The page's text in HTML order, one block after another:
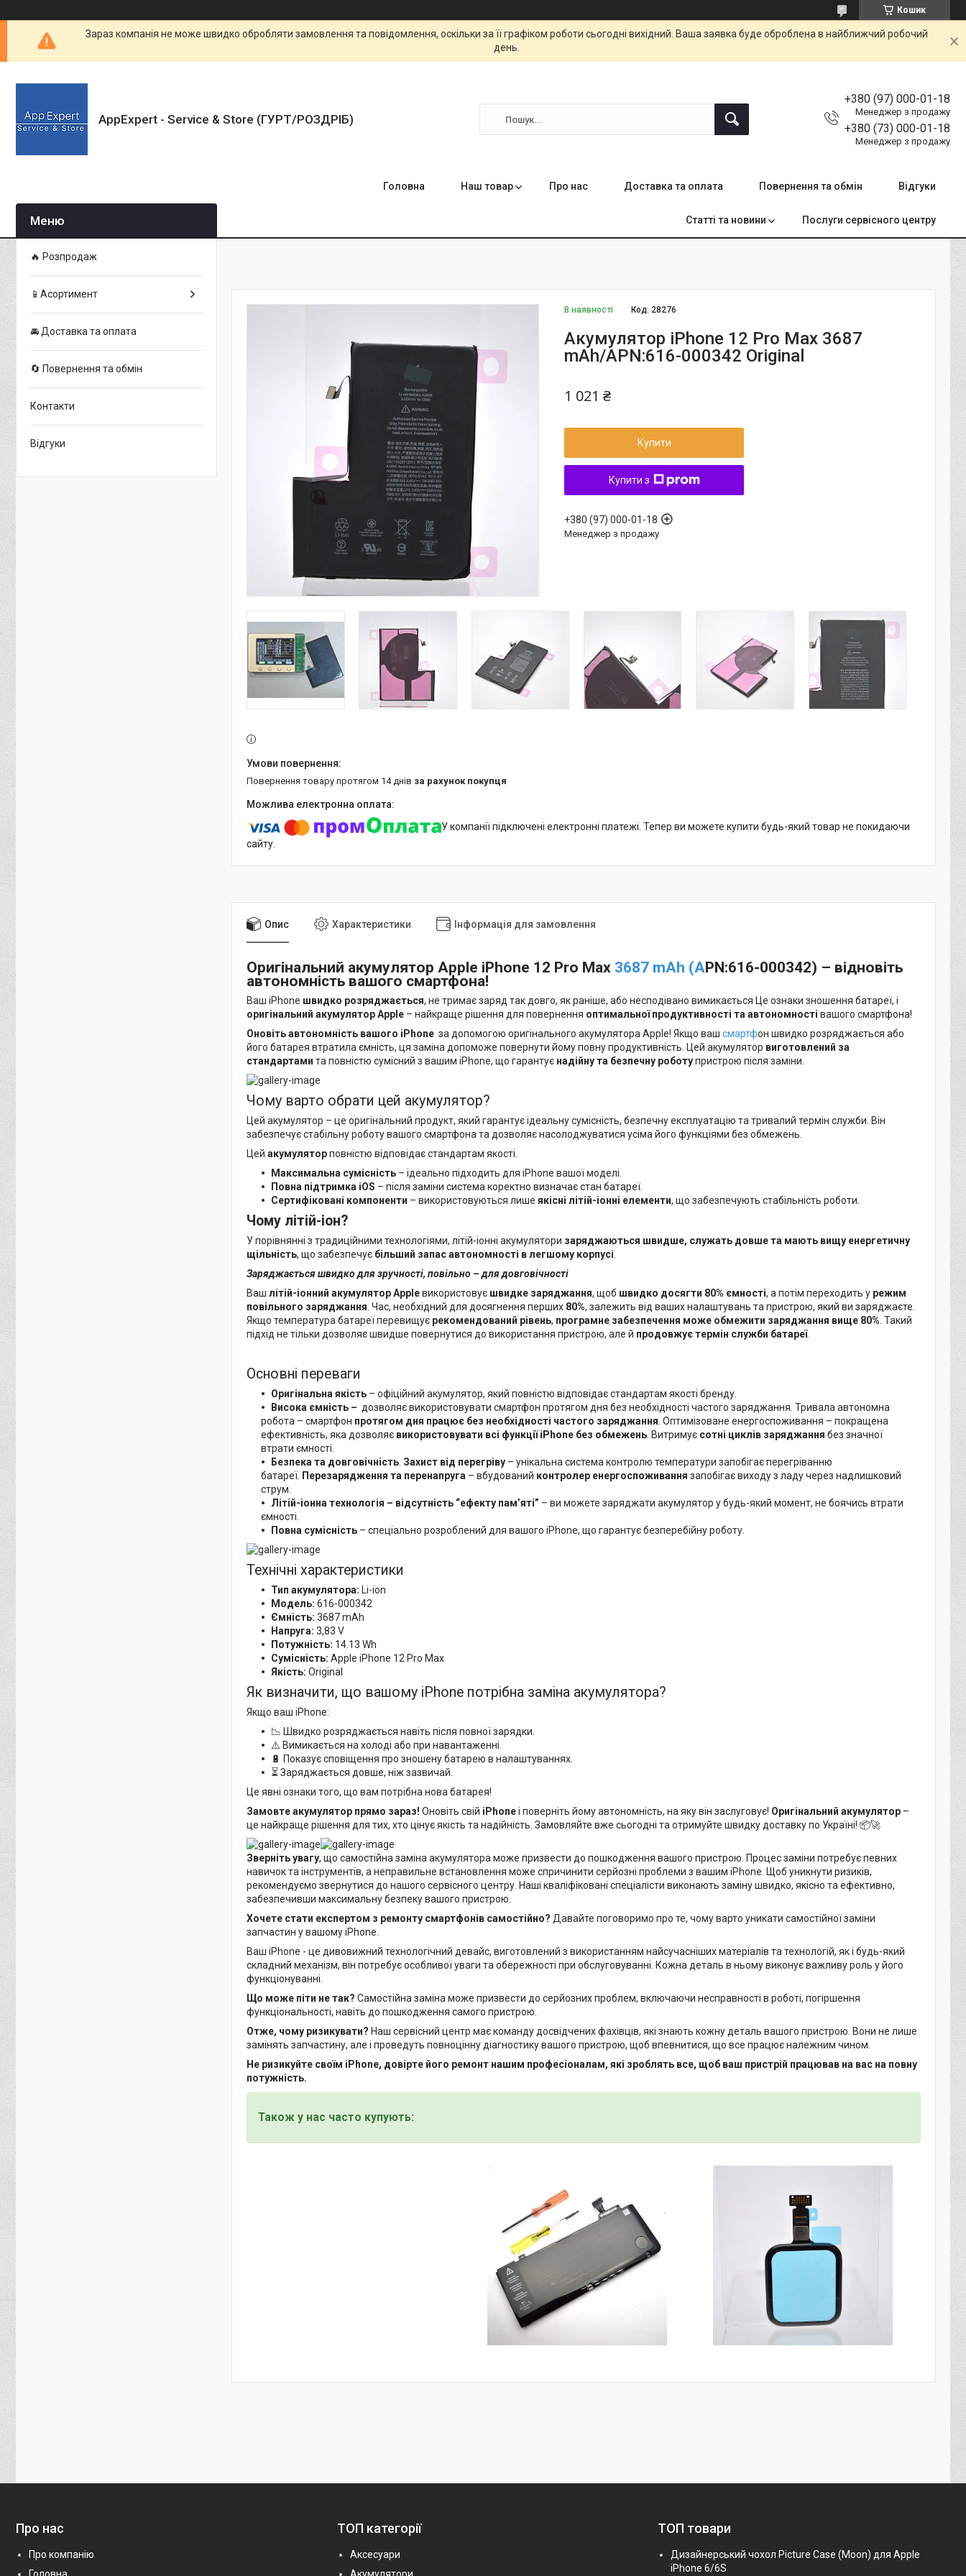
Кошик
Зараз компанія не може швидко обробляти замовлення та повідомлення, оскільки за її графіком роботи сьогодні вихідний. Ваша заявка буде оброблена в найближчий робочий
день.
AppExpert - Service & Store (ГУРТ/РОЗДРІБ)
+380 (97) 000-01-18
Менеджер з продажу
+380 (73) 000-01-18
Менеджер з продажу
Головна Наш товар Про нас Доставка та оплата Повернення та обмін Відгуки
Статті та новини Послуги сервісного центру
В наявності Код: 28276
Акумулятор iPhone 12 Pro Max 3687
mAh/APN:616-000342 Original
1 021 ₴
Купити
Купити з
+380 (97) 000-01-18
Менеджер з продажу
повернення товару протягом 14 днів за рахунок покупця
У компанії підключені електронні платежі. Тепер ви можете купити будь-який товар не покидаючи
сайту.
Опис Характеристики Інформація для замовлення
Оригінальний акумулятор Apple iPhone 12 Pro Max 3687 mAh (APN:616-000342) – відновіть
автономність вашого смартфона!
Ваш iPhone швидко розряджається, не тримає заряд так довго, як раніше, або несподівано вимикається Це ознаки зношення батареї, і
оригінальний акумулятор Apple – найкраще рішення для повернення оптимальної продуктивності та автономності вашого смартфона!
Оновіть автономність вашого iPhone за допомогою оригінального акумулятора Apple! Якщо ваш смартфон швидко розряджається або
його батарея втратила ємність, ця заміна допоможе повернути йому повну продуктивність. Цей акумулятор виготовлений за
стандартами та повністю сумісний з вашим iPhone, що гарантує надійну та безпечну роботупристрою після заміни.
Чому варто обрати цей акумулятор?
Цей акумулятор – це оригінальний продукт, який гарантує ідеальну сумісність, безпечну експлуатацію та тривалий термін служби. Він
забезпечує стабільну роботу вашого смартфона та дозволяє насолоджуватися усіма його функціями без обмежень.
Цей акумуляторповністю відповідає стандартам якості.
Максимальна сумісність – ідеально підходить для iPhone вашої моделі.
Повна підтримка iOS – після заміни система коректно визначає стан батареї.
Сертифіковані компоненти – використовуються лише якісні літій-іонні елементи, що забезпечують стабільність роботи.
Чому літій-іон?
У порівнянні з традиційними технологіями, літій-іонні акумулятори заряджаються швидше, служать довше та мають вищу енергетичну
щільність, що забезпечує більший запас автономності в легшому корпусі
Заряджається швидко для зручності, повільно – для довговічності
Ваш літій-іонний акумулятор Appleвикористовує швидке заряджання, щоб швидко досягти 80% ємності, а потім переходить у режим
повільного заряджання . Час, необхідний для досягнення перших 80%, залежить від ваших налаштувань та пристрою, який ви заряджаєте.
Якщо температура батареї перевищує рекомендований рівень, програмне забезпечення може обмежити заряджання вище 80% . Такий
підхід не тільки дозволяє швидше повернутися до використання пристрою, але й продовжує термін служби батареї.
Основні переваги
Оригінальна якість – офіційний акумулятор, який повністю відповідає стандартам якості бренду.
Висока ємність – дозволяє використовувати смартфон протягом дня без необхідності частого заряджання. Тривала автономна
робота – смартфон протягом дня працює без необхідності частого заряджання . Оптимізоване енергоспоживання – покращена
ефективність, яка дозволяє використовувати всі функції iPhone без обмежень . Витримує сотні циклів заряджання без значної
втрати ємності.
Безпека та довговічність Захист від перегріву – унікальна система контролю температури запобігає перегріванню
батареї. Перезарядження та перенапруга – вбудований контролер енергоспоживання запобігає виходу з ладу через надлишковий
струм.
Літій-іонна технологія – відсутність “ефекту пам’яті” – ви можете заряджати акумулятор у будь-який момент, не боячись втрати
ємності.
Повна сумісність – спеціально розроблений для вашого iPhone, що гарантує безперебійну роботу.
Технічні характеристики
Тип акумулятора: Li-ion
Модель: 616-000342
Ємність: 3687 mAh
Напруга: 3,83 V
Потужність: 14.13 Wh
Сумісність: Apple iPhone 12 Pro Max
Якість: Original
Як визначити, що вашому iPhone потрібна заміна акумулятора?
Якщо ваш iPhone:
📉 Швидко розряджається навіть після повної зарядки.
⚠️ Вимикається на холоді або при навантаженні.
🔋 Показує сповіщення про зношену батарею в налаштуваннях.
⏳ Заряджається довше, ніж зазвичай.
Це явні ознаки того, що вам потрібна нова батарея!
Замовте акумулятор прямо зараз! Оновіть свій iPhoneі поверніть йому автономність, на яку він заслуговує! Оригінальний акумулятор –
це найкраще рішення для тих, хто цінує якість та надійність. Замовляйте вже сьогодні та отримуйте швидку доставку по Україні! 📦🚀
Зверніть увагу, що самостійна заміна акумулятора може призвести до пошкодження вашого пристрою. Процес заміни потребує певних
навичок та інструментів, а неправильне встановлення може спричинити серйозні проблеми з вашим iPhone. Щоб уникнути ризиків,
рекомендуємо звернутися до нашого сервісного центру. Наші кваліфіковані спеціалісти виконають заміну швидко, якісно та ефективно,
забезпечивши максимальну безпеку вашого пристрою.
Хочете стати експертом з ремонту смартфонів самостійно? Давайте поговоримо про те, чому варто уникати самостійної заміни
запчастин у вашому iPhone.
Ваш iPhone - це дивовижний технологічний девайс, виготовлений з використанням найсучасніших матеріалів та технологій, як і будь-який
складний механізм, він потребує особливої уваги та обережності при обслуговуванні. Кожна деталь в ньому виконує важливу роль у його
функціонуванні.
Що може піти не так? Самостійна заміна може призвести до серйозних проблем, включаючи несправності в роботі, погіршення
функціональності, навіть до пошкодження самого пристрою.
Отже, чому ризикувати? Наш сервісний центр має команду досвідчених фахівців, які знають кожну деталь вашого пристрою. Вони не лише
замінять запчастину, але і проведуть повноцінну діагностику вашого пристрою, щоб впевнитися, що все працює належним чином.
Не ризикуйте своїм iPhone, довірте його ремонт нашим професіоналам, які зроблять все, щоб ваш пристрій працював на вас на повну
потужність.
Також у нас часто купують:
🔥 Розпродаж
📱Асортимент
🚘 Доставка та оплата
🔄 Повернення та обмін
Контакти
Відгуки
Про нас
Про компанію
ТОП категорії
Аксесуари
ТОП товари
Дизайнерський чохол Picture Case (Moon) для Apple
iPhone 6/6S